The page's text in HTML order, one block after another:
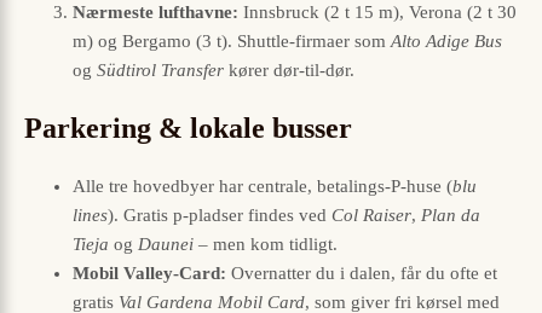
Nærmeste lufthavne: Innsbruck (2 t 15 m), Verona (2 t 30
m) og Bergamo (3 t). Shuttle-firmaer som Alto Adige Bus
og Südtirol Transfer kører dør-til-dør.
Parkering & lokale busser
Alle tre hovedbyer har centrale, betalings-P-huse (blu
lines). Gratis p-pladser findes ved Col Raiser, Plan da
Tieja og Daunei – men kom tidligt.
Mobil Valley-Card: Overnatter du i dalen, får du ofte et
gratis Val Gardena Mobil Card, som giver fri kørsel med